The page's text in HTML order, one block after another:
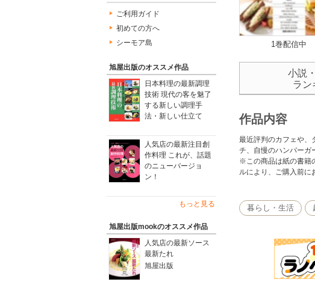
ご利用ガイド
初めての方へ
シーモア島
旭屋出版のオススメ作品
日本料理の最新調理
技術 現代の客を魅了
する新しい調理手
法・新しい仕立て
人気店の最新注目創
作料理 これが、話題
のニューバージョ
ン！
もっと見る
旭屋出版mookのオススメ作品
人気店の最新ソース
最新たれ
旭屋出版
1巻配信中
小説
ラン
作品内容
最近評判のカフェや、
チ、自慢のハンバーガ
※この商品は紙の書籍
ルにより、ご購入前に
暮らし・生活